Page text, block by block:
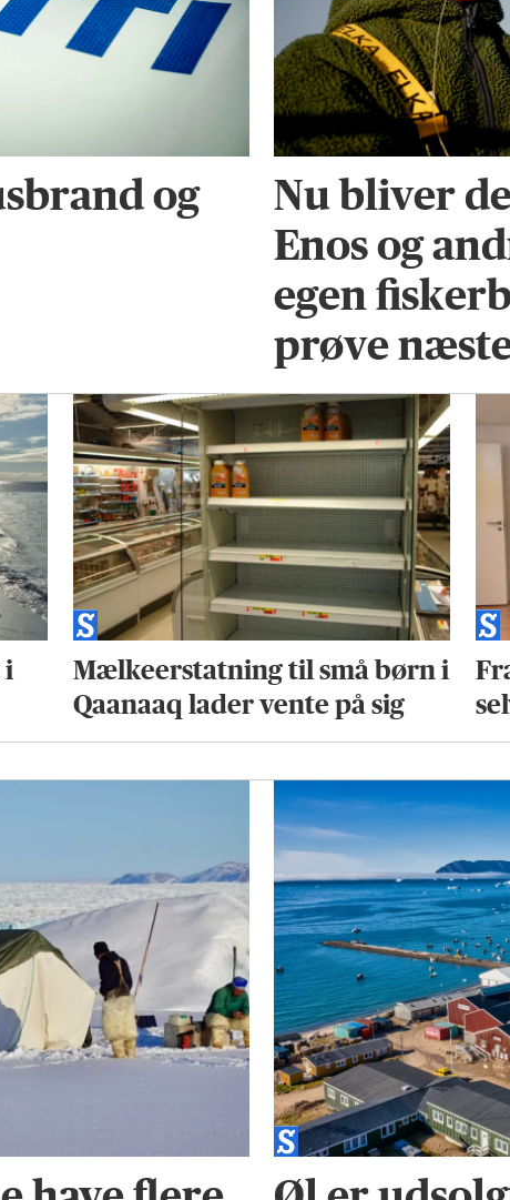
og
Nu bliver
Enos og
egen
prøve
i
Mælkeerstatning til små børn i
Qaanaaq lader vente på sig